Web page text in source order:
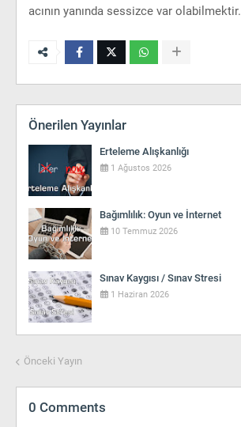
acının yanında sessizce var olabilmektir.
Önerilen Yayınlar
Erteleme Alışkanlığı
1 Ağustos 2026
Bağımlılık: Oyun ve İnternet
10 Temmuz 2026
Sınav Kaygısı / Sınav Stresi
1 Haziran 2026
Önceki Yayın
0 Comments